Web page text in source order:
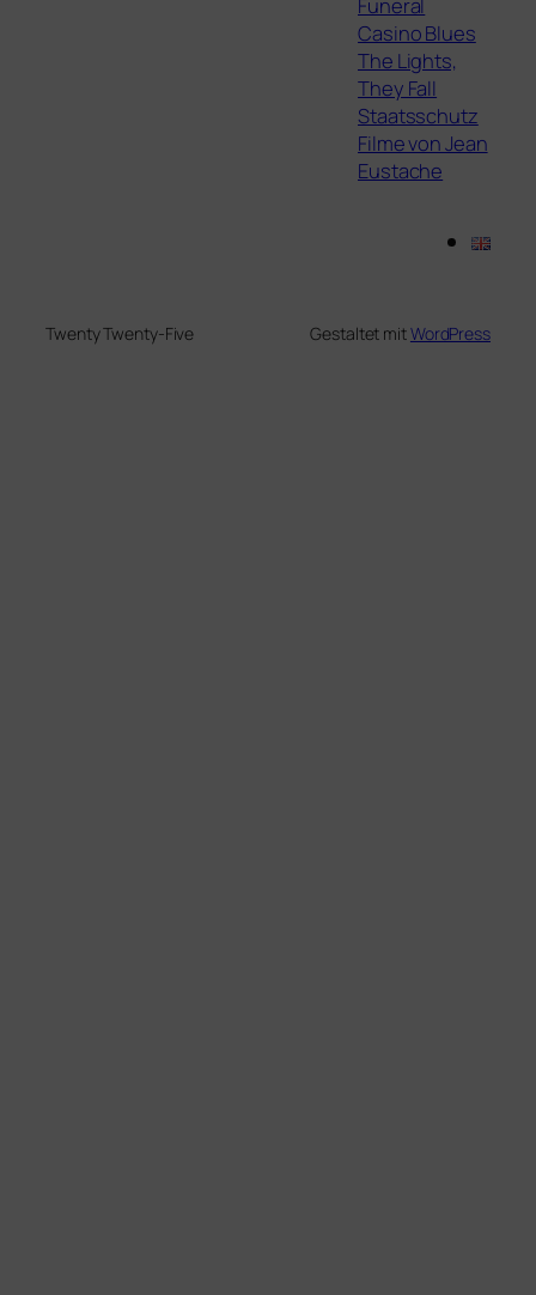
Casino Blues
The Lights,
They Fall
Staatsschutz
Filme von Jean
Eustache
Twenty Twenty-Five Gestaltet mitWordPress